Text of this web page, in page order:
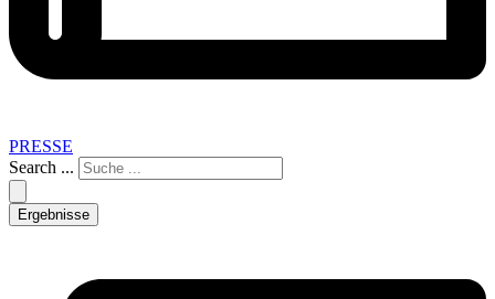
PRESSE
Search ...
Ergebnisse